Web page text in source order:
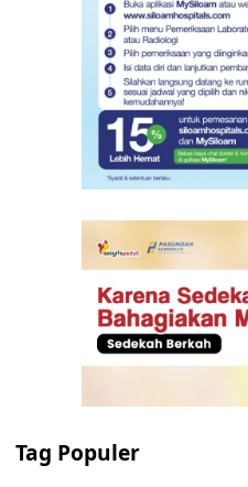
Tag Populer